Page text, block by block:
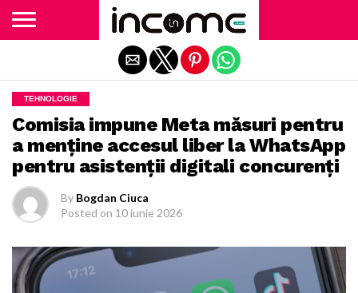
TEHNOLOGIE
Comisia impune Meta măsuri pentru
a menține accesul liber la WhatsApp
pentru asistenții digitali concurenți
By Bogdan Ciuca
Posted on 10 iunie 2026
Exit mobile version